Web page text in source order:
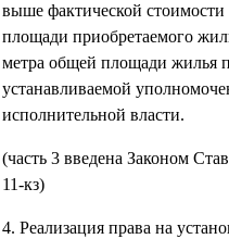
выше фактической
площади приобретаемого
метра общей площади жилья
устанавливаемой
исполнительной власти.
(часть 3 введена Законом
11-кз)
4. Реализация права на